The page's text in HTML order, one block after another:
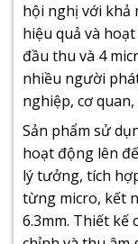
hội nghị với khả
hiệu quả và
đầu thu và 4
nhiều người
nghiệp, cơ
Sản phẩm sử
hoạt động lên
lý tưởng, tích
từng micro, kết
6.3mm. Thiết kế